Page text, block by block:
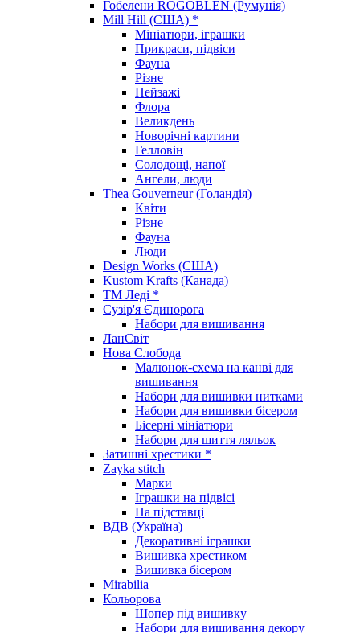
Гобелени ROGOBLEN (Румунія)
Mill Hill (США) *
Мініатюри, іграшки
Прикраси, підвіси
Фауна
Різне
Пейзажі
Флора
Великдень
Новорічні картини
Гелловін
Солодощі, напої
Ангели, люди
Thea Gouverneur (Голандія)
Квіти
Різне
Фауна
Люди
Design Works (США)
Kustom Krafts (Канада)
ТМ Леді *
Сузір'я Єдинорога
Набори для вишивання
ЛанСвіт
Нова Слобода
Малюнок-схема на канві для
вишивання
Набори для вишивки нитками
Набори для вишивки бісером
Бісерні мініатюри
Набори для шиття ляльок
Затишні хрестики *
Zayka stitch
Марки
Іграшки на підвісі
На підставці
ВДВ (Україна)
Декоративні іграшки
Вишивка хрестиком
Вишивка бісером
Mirabilia
Кольорова
Шопер під вишивку
Набори для вишивання декору